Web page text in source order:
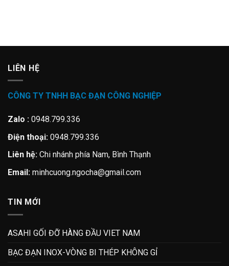
LIÊN HỆ
CÔNG TY TNHH BẠC ĐẠN CÔNG NGHIỆP
Zalo : 0948.799.336
Điện thoại: 0948.799.336
Liên hệ: Chi nhánh phía Nam, Bình Thạnh
Email: minhcuong.ngocha@gmail.com
TIN MỚI
ASAHI GỐI ĐỠ HÀNG ĐẦU VIET NAM
BẠC ĐẠN INOX-VÒNG BI THÉP KHÔNG GỈ